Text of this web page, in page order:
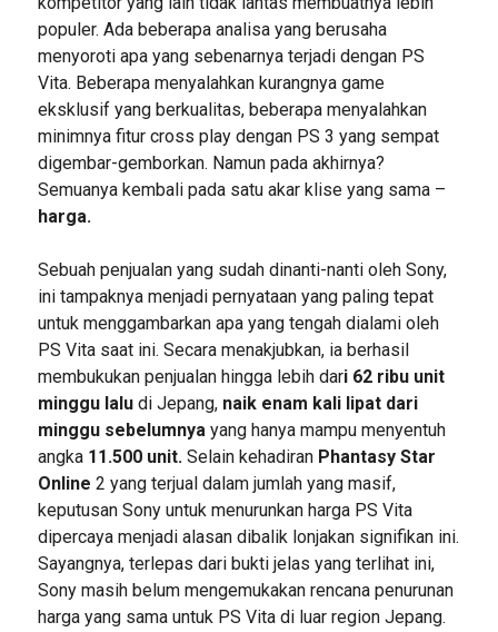
populer. Ada beberapa analisa yang berusaha
menyoroti apa yang sebenarnya terjadi dengan PS
Vita. Beberapa menyalahkan kurangnya game
eksklusif yang berkualitas, beberapa menyalahkan
minimnya fitur cross play dengan PS 3 yang sempat
digembar-gemborkan. Namun pada akhirnya?
Semuanya kembali pada satu akar klise yang sama –
harga.
Sebuah penjualan yang sudah dinanti-nanti oleh Sony,
ini tampaknya menjadi pernyataan yang paling tepat
untuk menggambarkan apa yang tengah dialami oleh
PS Vita saat ini. Secara menakjubkan, ia berhasil
membukukan penjualan hingga lebih dari 62 ribu unit
minggu laludi Jepang, naik enam kali lipat dari
minggu sebelumnyayang hanya mampu menyentuh
angka11.500 unit.Selain kehadiranPhantasy Star
Online 2 yang terjual dalam jumlah yang masif,
keputusan Sony untuk menurunkan harga PS Vita
dipercaya menjadi alasan dibalik lonjakan signifikan ini.
Sayangnya, terlepas dari bukti jelas yang terlihat ini,
Sony masih belum mengemukakan rencana penurunan
harga yang sama untuk PS Vita di luar region Jepang.